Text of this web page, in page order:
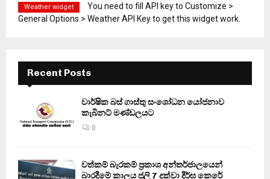
Weather widget
You need to fill API key to Customize >
General Options > Weather API Key to get this widget work.
Recent Posts
වාර්ෂික බස් ගාස්තු සංශෝධන යෝජනාව
කැබිනට් මණ්ඩලයට
0
වත්කම් බැරකම් ප්‍රකාශ අන්තර්ජාලයෙන්
බාරදීමේ කාලය ජූලි 7 දක්වා දීර්ඝ කෙරේ